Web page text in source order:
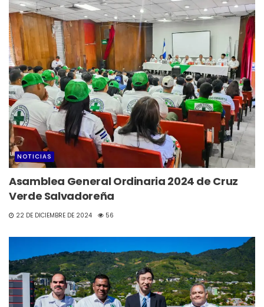
NOTICIAS
Asamblea General Ordinaria 2024 de Cruz
Verde Salvadoreña
22 DE DICIEMBRE DE 2024 56